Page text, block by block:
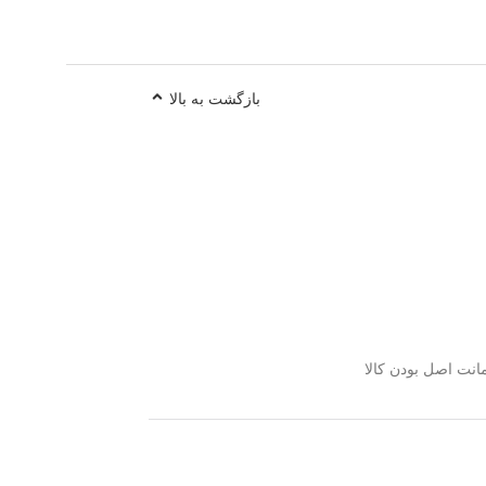
بازگشت به بالا
اصل بودن کالا